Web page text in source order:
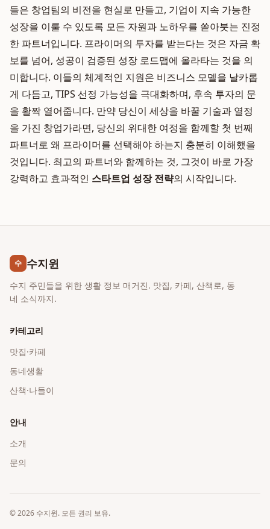
들은 창업팀의 비전을 현실로 만들고, 기업이 지속 가능한
성장을 이룰 수 있도록 모든 자원과 노하우를 쏟아붓는 진정
한 파트너입니다. 프라이머의 투자를 받는다는 것은 자금 확
보를 넘어, 성공이 검증된 성장 로드맵에 올라타는 것을 의
미합니다. 이들의 체계적인 지원은 비즈니스 모델을 날카롭
게 다듬고, TIPS 선정 가능성을 극대화하며, 후속 투자의 문
을 활짝 열어줍니다. 만약 당신이 세상을 바꿀 기술과 열정
을 가진 창업가라면, 당신의 위대한 여정을 함께할 첫 번째
파트너로 왜 프라이머를 선택해야 하는지 충분히 이해했을
것입니다. 최고의 파트너와 함께하는 것, 그것이 바로 가장
강력하고 효과적인 스타트업 성장 전략의 시작입니다.
수 수지윈
수지 주민들을 위한 생활 정보 매거진. 맛집, 카페, 산책로, 동
네 소식까지.
카테고리
맛집·카페
동네생활
산책·나들이
안내
소개
문의
©2026 수지윈. 모든 권리 보유.